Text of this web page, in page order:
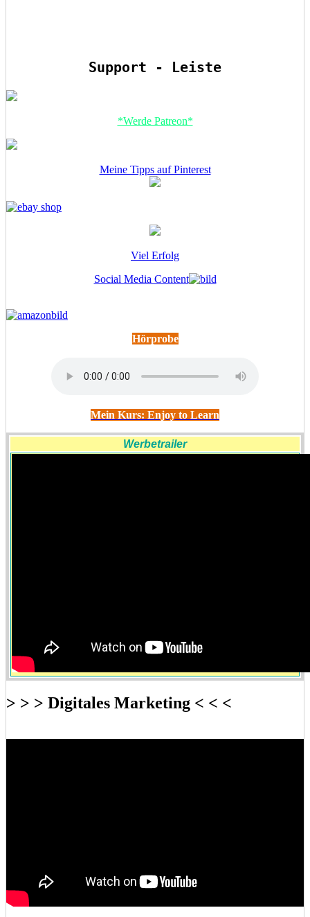
Support - Leiste
*Werde Patreon*
Meine Tipps auf Pinterest
Viel Erfolg
Social Media Content
Hörprobe
Mein Kurs: Enjoy to Learn
Werbetrailer
> > > Digitales Marketing < < <